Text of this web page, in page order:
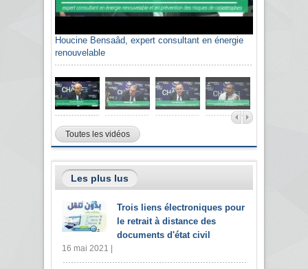
Houcine Bensaâd, expert consultant en énergie
renouvelable
Toutes les vidéos
Les plus lus
Trois liens électroniques pour
le retrait à distance des
documents d'état civil
16 mai 2021 |